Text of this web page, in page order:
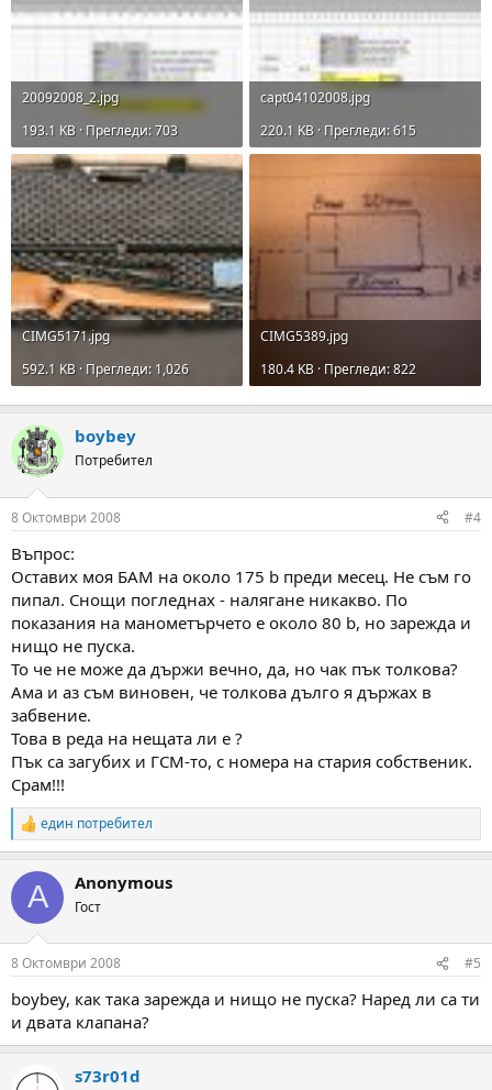
20092008_2.jpg
193.1 KB · Прегледи: 703
capt04102008.jpg
220.1 KB · Прегледи: 615
CIMG5171.jpg
592.1 KB · Прегледи: 1,026
CIMG5389.jpg
180.4 KB · Прегледи: 822
boybey
Потребител
8 Октомври 2008 #4
Въпрос:
Оставих моя БАМ на около 175 b преди месец. Не съм го
пипал. Снощи погледнах - налягане никакво. По
показания на манометърчето е около 80 b, но зарежда и
нищо не пуска.
То че не може да държи вечно, да, но чак пък толкова?
Ама и аз съм виновен, че толкова дълго я държах в
забвение.
Това в реда на нещата ли е ?
Пък са загубих и ГСМ-то, с номера на стария собственик.
Срам!!!
R
e
c
i
s
един потребител
A Anonymous
Гост
8 Октомври 2008 #5
boybey, как така зарежда и нищо не пуска? Наред ли са ти
и двата клапана?
s73r01d